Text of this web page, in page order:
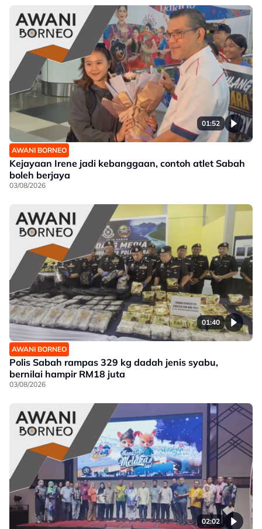
01:52
AWANI BORNEO
Kejayaan Irene jadi kebanggaan, contoh atlet Sabah
boleh berjaya
03/08/2026
01:40
AWANI BORNEO
Polis Sabah rampas 329 kg dadah jenis syabu,
bernilai hampir RM18 juta
03/08/2026
02:02